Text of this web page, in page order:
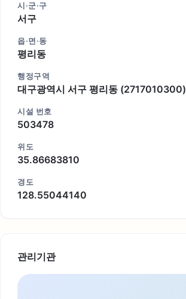
시·군·구
서구
읍·면·동
평리동
행정구역
대구광역시 서구 평리동 (2717010300)
시설 번호
503478
위도
35.86683810
경도
128.55044140
관리기관